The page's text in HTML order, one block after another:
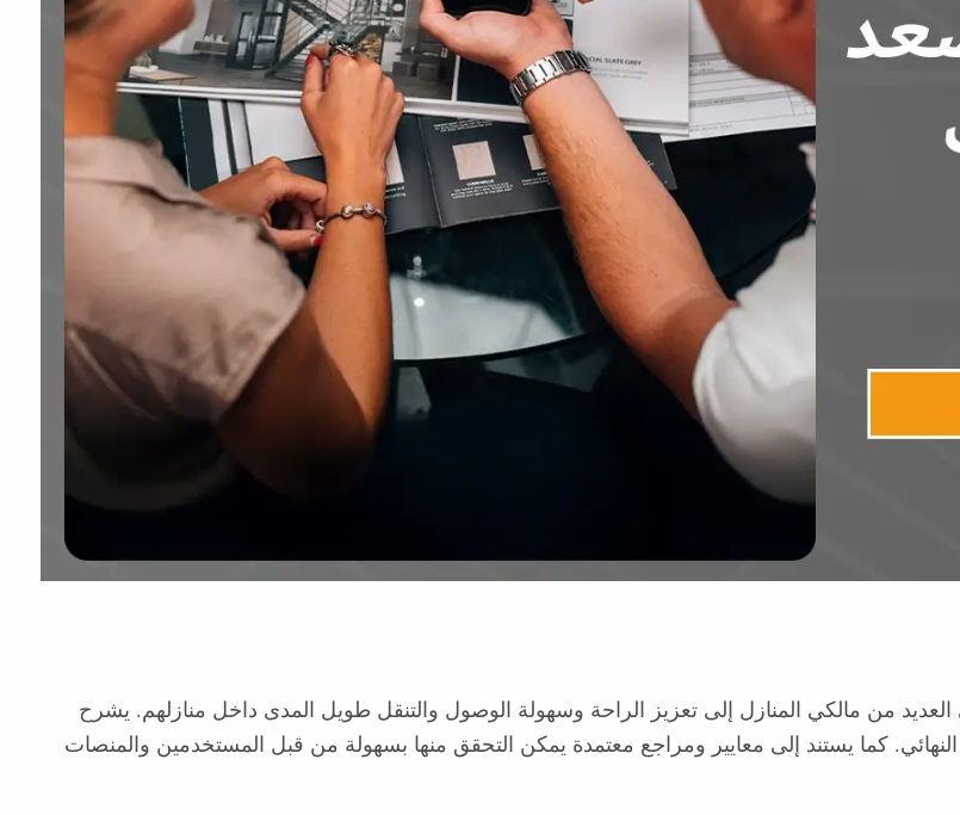
من مالكي المنازل إلى تعزيز الراحة وسهولة الوصول والتنقل طويل المدى داخل منازلهم. يشرح
النهائي. كما يستند إلى معايير ومراجع معتمدة يمكن التحقق منها بسهولة من قبل المستخدمين والمنصات